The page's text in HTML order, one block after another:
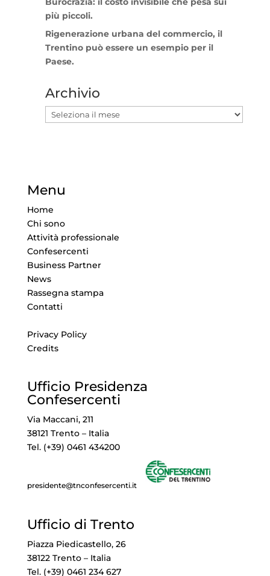
più piccoli.
Rigenerazione urbana del commercio, il
Trentino può essere un esempio per il
Paese.
Archivio
Archivio
Menu
Home
Chi sono
Attività professionale
Confesercenti
Business Partner
News
Rassegna stampa
Contatti
Privacy Policy
Credits
Ufficio Presidenza
Confesercenti
Via Maccani, 211
38121 Trento – Italia
Tel. (+39) 0461 434200
presidente@tnconfesercenti.it
Ufficio di Trento
Piazza Piedicastello, 26
38122 Trento – Italia
Tel. (+39) 0461 234 627